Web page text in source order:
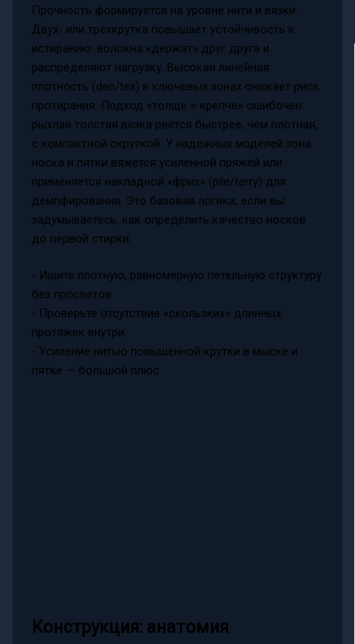
Прочность формируется на уровне нити и вязки.
Двух- или трехкрутка повышает устойчивость к
истиранию: волокна «держат» друг друга и
распределяют нагрузку. Высокая линейная
плотность (den/tex) в ключевых зонах снижает риск
протирания. Подход «толще = крепче» ошибочен:
рыхлая толстая вязка рвется быстрее, чем плотная,
с компактной скруткой. У надежных моделей зона
носка и пятки вяжется усиленной пряжей или
применяется накладной «фриз» (pile/terry) для
демпфирования. Это базовая логика, если вы
задумываетесь, как определить качество носков
до первой стирки.
- Ищите плотную, равномерную петельную структуру
без просветов
- Проверьте отсутствие «скользких» длинных
протяжек внутри
- Усиление нитью повышенной крутки в мыске и
пятке — большой плюс
Конструкция: анатомия